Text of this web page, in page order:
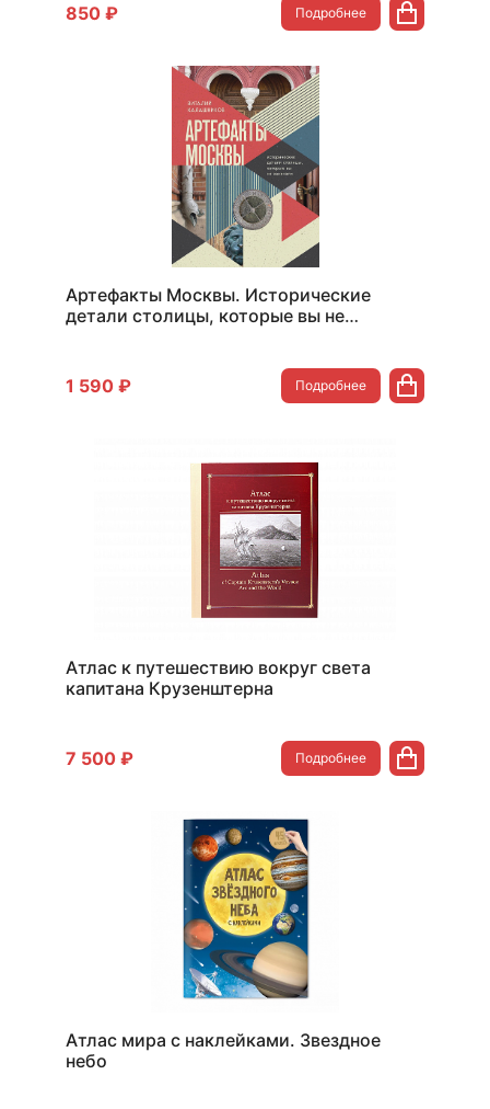
850 ₽ Подробнее
Артефакты Москвы. Исторические
детали столицы, которые вы не
1 590 ₽ Подробнее
Атлас к путешествию вокруг света
капитана Крузенштерна
7 500 ₽ Подробнее
Атлас мира с наклейками. Звездное
небо